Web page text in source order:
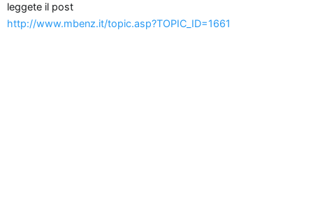
o
n
leggete il post
http://www.mbenz.it/topic.asp?TOPIC_ID=1661